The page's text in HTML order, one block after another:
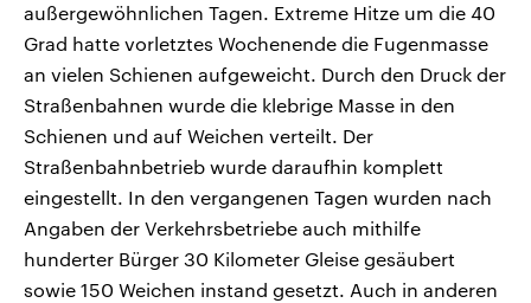
außergewöhnlichen Tagen. Extreme Hitze um die 40
Grad hatte vorletztes Wochenende die Fugenmasse
an vielen Schienen aufgeweicht. Durch den Druck der
Straßenbahnen wurde die klebrige Masse in den
Schienen und auf Weichen verteilt. Der
Straßenbahnbetrieb wurde daraufhin komplett
eingestellt. In den vergangenen Tagen wurden nach
Angaben der Verkehrsbetriebe auch mithilfe
hunderter Bürger 30 Kilometer Gleise gesäubert
sowie 150 Weichen instand gesetzt. Auch in anderen